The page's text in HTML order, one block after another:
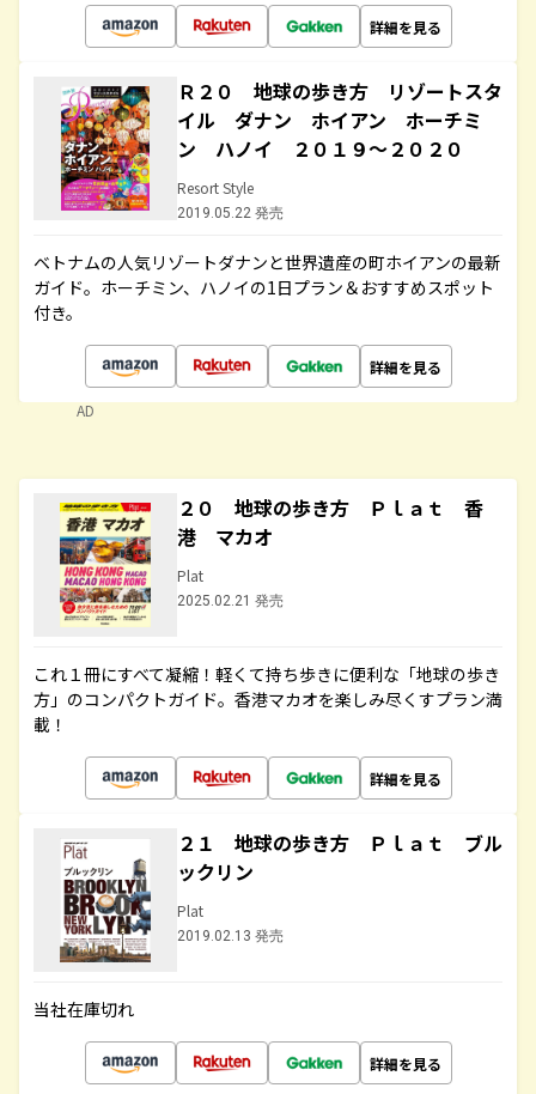
詳細を見る
Ｒ２０ 地球の歩き方 リゾートスタ
イル ダナン ホイアン ホーチミ
ン ハノイ ２０１９～２０２０
Resort Style
2019.05.22 発売
ベトナムの人気リゾートダナンと世界遺産の町ホイアンの最新
ガイド。ホーチミン、ハノイの1日プラン＆おすすめスポット
付き。
詳細を見る
AD
２０ 地球の歩き方 Ｐｌａｔ 香
港 マカオ
Plat
2025.02.21 発売
これ１冊にすべて凝縮！軽くて持ち歩きに便利な「地球の歩き
方」のコンパクトガイド。香港マカオを楽しみ尽くすプラン満
載！
詳細を見る
２１ 地球の歩き方 Ｐｌａｔ ブル
ックリン
Plat
2019.02.13 発売
当社在庫切れ
詳細を見る